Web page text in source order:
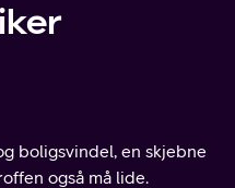
boligsvindel, en skjebne
også må lide.